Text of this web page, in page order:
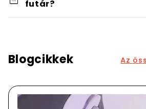
futár?
Blogcikkek Az